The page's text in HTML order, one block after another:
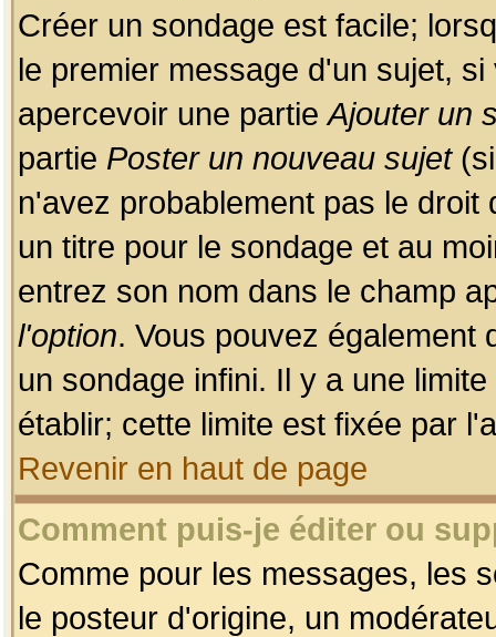
Créer un sondage est facile;
le premier message d'un sujet,
apercevoir une partieAjouter un
partie Poster un nouveau sujet(si
n'avez probablement pas le
un titre pour le sondage et au
entrez son nom dans le champ
l'option. Vous pouvez également
un sondage infini. Il y a une
établir; cette limite est fixée par
Revenir en haut de page
Comment puis-je éditer ou
Comme pour les messages, les
le posteur d'origine, un